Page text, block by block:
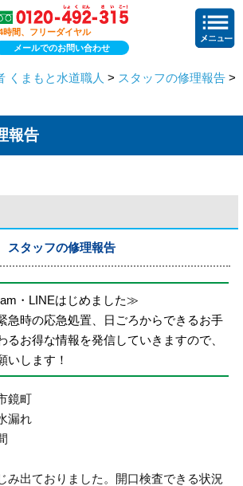
時間、フリーダイヤル
メールでのお問い合わせ
くまもと水道職人 > スタッフの修理報告 >
報告
スタッフの修理報告
・LINEはじめました≫
急時の応急処置、日ごろからできるお手
るお得な情報を発信していきますので、
いします！
鏡町
漏れ
み出ておりました。開口検査できる状況